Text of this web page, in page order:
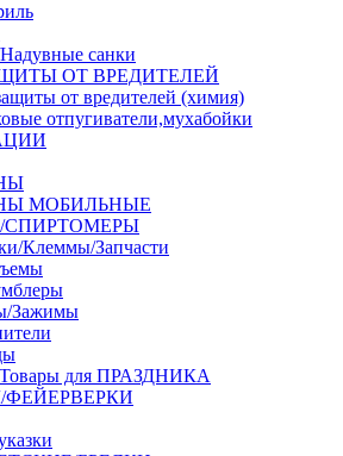
санки
ОТ ВРЕДИТЕЛЕЙ
от вредителей (химия)
отпугиватели,мухабойки
МОБИЛЬНЫЕ
СПИРТОМЕРЫ
Клеммы/Запчасти
Зажимы
для ПРАЗДНИКА